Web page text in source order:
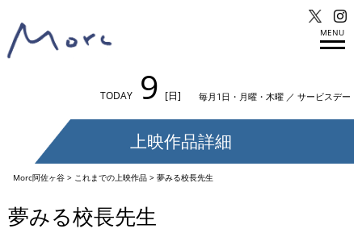
MENU
TODAY 9 [日] 毎月1日・月曜・木曜 ／ サービスデー
上映作品詳細
Morc阿佐ヶ谷> これまでの上映作品> 夢みる校長先生
夢みる校長先生